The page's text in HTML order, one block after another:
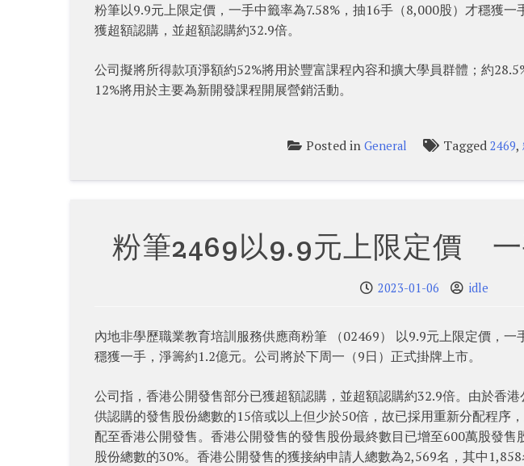
粉筆以9.9元上限定價，一手中籤率為7.58%，抽16手（8,000股）才穩獲
獲超額認購，並超額認購約32.9倍。
公司擬將所得款項淨額約52%將用於豐富課程內容和擴大學員群體；約
12%將用於主要為新開發課程開展營銷活動。
Posted inGeneral Tagged2469,
粉筆2469以9.9元上限定價 一
2023-01-06 idle
內地非學歷職業教育培訓服務供應商粉筆 （02469） 以9.9元上限定價，
穩獲一手，淨籌約1.2億元。公司將於下周一（9日）正式掛牌上市。
公司指，香港公開發售部分已獲超額認購，並超額認購約32.9倍。由於香
供認購的發售股份總數的15倍或以上但少於50倍，故已採用重新分配程序
配至香港公開發售。香港公開發售的發售股份最終數目已增至600萬股發
股份總數的30%。香港公開發售的獲接納申請人總數為2,569名，其中1,858